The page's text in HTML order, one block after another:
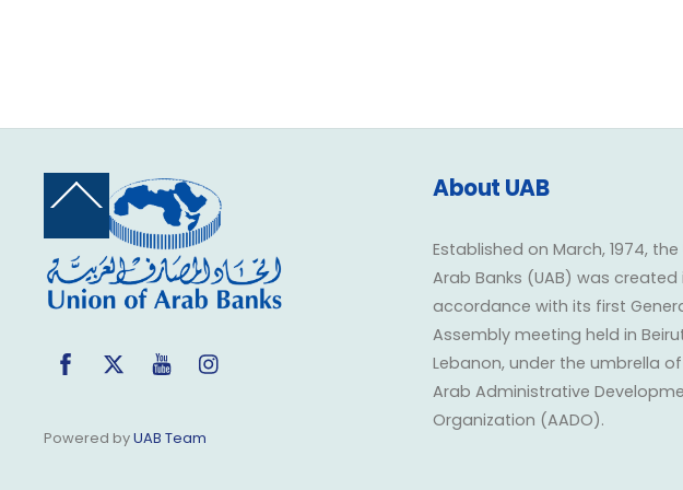
Back
Top
Facebook
Twitter YouTube
Powered byUAB Team
About UAB
Established on March, 1974,
Arab Banks (UAB) was created
accordance with its first
Assembly meeting held in
Lebanon, under the umbrella
Arab Administrative
Organization (AADO).